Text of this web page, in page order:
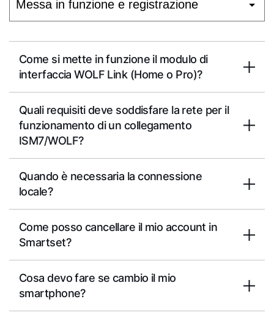
Come si mette in funzione il modulo di
interfaccia WOLF Link (Home o Pro)?
Quali requisiti deve soddisfare la rete per il
funzionamento di un collegamento
ISM7/WOLF?
Quando è necessaria la connessione
locale?
Come posso cancellare il mio account in
Smartset?
Cosa devo fare se cambio il mio
smartphone?